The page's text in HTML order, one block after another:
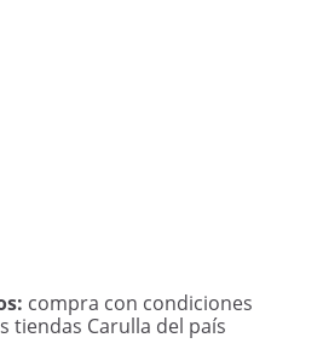
compra con condiciones
tiendas Carulla del país